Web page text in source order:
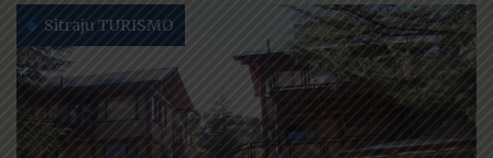
Sitraju TURISMO